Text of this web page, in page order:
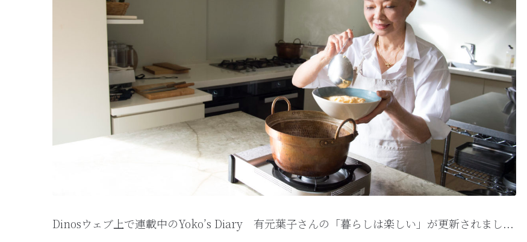
Dinosウェブ上で連載中のYoko’s Diary 有元葉子さんの「暮らしは楽しい」が更新されまし...